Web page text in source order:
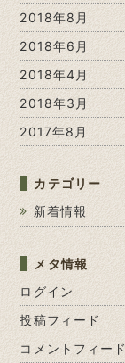
2018年8月
2018年6月
2018年4月
2018年3月
2017年8月
カテゴリー
新着情報
メタ情報
ログイン
投稿フィード
コメントフィード